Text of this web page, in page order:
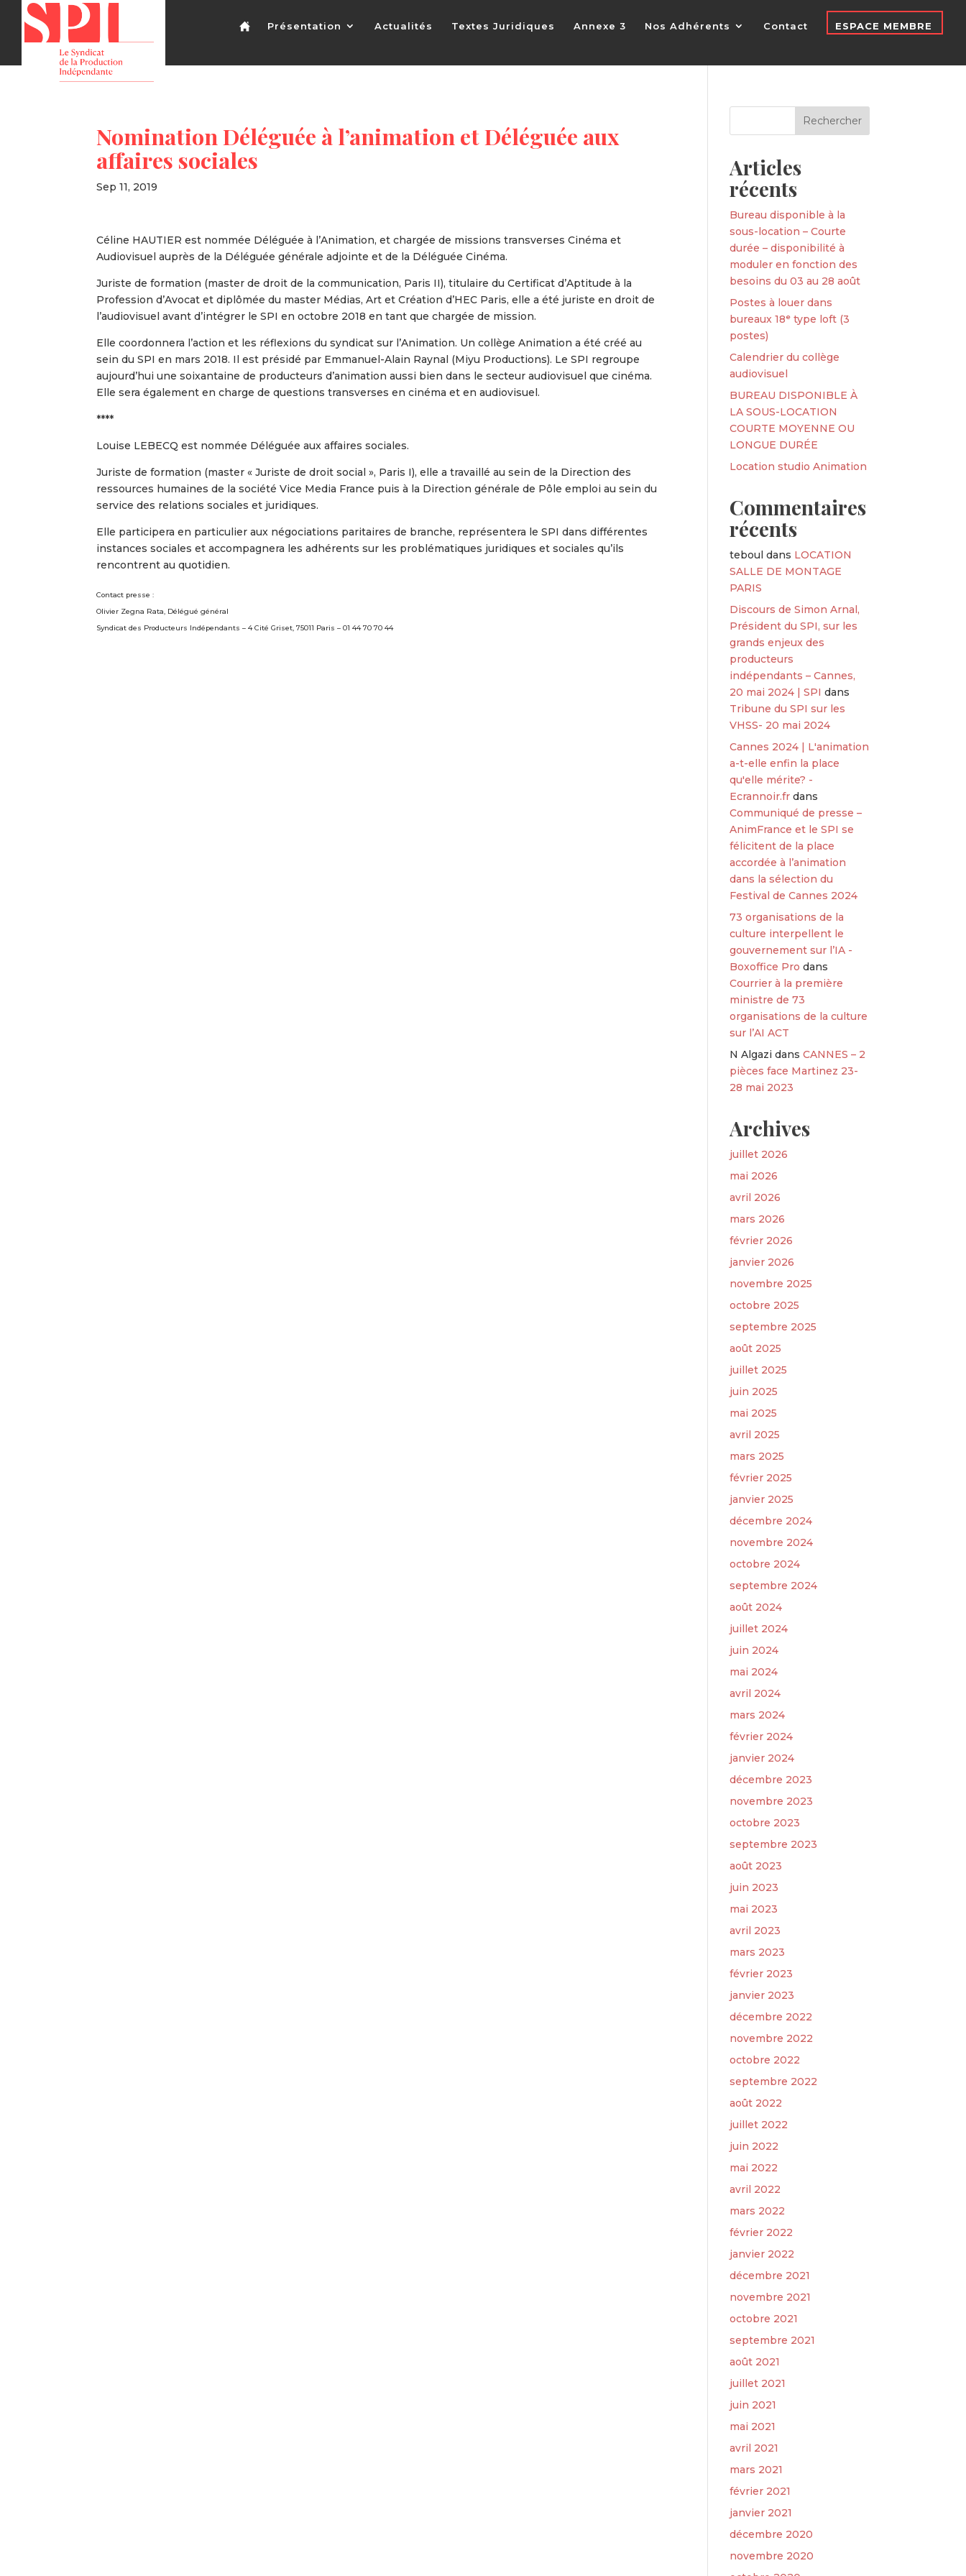
Présentation Actualités Textes Juridiques Annexe 3 Nos Adhérents Contact ESPACE MEMBRE
Nomination Déléguée à l’animation et Déléguée aux
affaires sociales
Sep 11, 2019
Céline HAUTIER est nommée Déléguée à l’Animation, et chargée de missions transverses Cinéma et
Audiovisuel auprès de la Déléguée générale adjointe et de la Déléguée Cinéma.
Juriste de formation (master de droit de la communication, Paris II), titulaire du Certificat d’Aptitude à la
Profession d’Avocat et diplômée du master Médias, Art et Création d’HEC Paris, elle a été juriste en droit de
l’audiovisuel avant d’intégrer le SPI en octobre 2018 en tant que chargée de mission.
Elle coordonnera l’action et les réflexions du syndicat sur l’Animation. Un collège Animation a été créé au
sein du SPI en mars 2018. Il est présidé par Emmanuel-Alain Raynal (Miyu Productions). Le SPI regroupe
aujourd’hui une soixantaine de producteurs d’animation aussi bien dans le secteur audiovisuel que cinéma.
Elle sera également en charge de questions transverses en cinéma et en audiovisuel.
****
Louise LEBECQ est nommée Déléguée aux affaires sociales.
Juriste de formation (master « Juriste de droit social », Paris I), elle a travaillé au sein de la Direction des
ressources humaines de la société Vice Media France puis à la Direction générale de Pôle emploi au sein du
service des relations sociales et juridiques.
Elle participera en particulier aux négociations paritaires de branche, représentera le SPI dans différentes
instances sociales et accompagnera les adhérents sur les problématiques juridiques et sociales qu’ils
rencontrent au quotidien.
Contact presse :
Olivier Zegna Rata, Délégué général
Syndicat des Producteurs Indépendants – 4 Cité Griset, 75011 Paris – 01 44 70 70 44
Articles
récents
Bureau disponible à la
sous-location – Courte
durée – disponibilité à
moduler en fonction des
besoins du 03 au 28 août
Postes à louer dans
bureaux 18ᵉ type loft (3
postes)
Calendrier du collège
audiovisuel
BUREAU DISPONIBLE À
LA SOUS-LOCATION
COURTE MOYENNE OU
LONGUE DURÉE
Location studio Animation
Commentaires
récents
teboul dans LOCATION
SALLE DE MONTAGE
PARIS
Discours de Simon Arnal,
Président du SPI, sur les
grands enjeux des
producteurs
indépendants – Cannes,
20 mai 2024 | SPI dans
Tribune du SPI sur les
VHSS- 20 mai 2024
Cannes 2024 | L'animation
a-t-elle enfin la place
qu'elle mérite? -
Ecrannoir.fr dans
Communiqué de presse –
AnimFrance et le SPI se
félicitent de la place
accordée à l’animation
dans la sélection du
Festival de Cannes 2024
73 organisations de la
culture interpellent le
gouvernement sur l’IA -
Boxoffice Pro dans
Courrier à la première
ministre de 73
organisations de la culture
sur l’AI ACT
N Algazi dansCANNES – 2
pièces face Martinez 23-
28 mai 2023
Archives
juillet 2026
mai 2026
avril 2026
mars 2026
février 2026
janvier 2026
novembre 2025
octobre 2025
septembre 2025
août 2025
juillet 2025
juin 2025
mai 2025
avril 2025
mars 2025
février 2025
janvier 2025
décembre 2024
novembre 2024
octobre 2024
septembre 2024
août 2024
juillet 2024
juin 2024
mai 2024
avril 2024
mars 2024
février 2024
janvier 2024
décembre 2023
novembre 2023
octobre 2023
septembre 2023
août 2023
juin 2023
mai 2023
avril 2023
mars 2023
février 2023
janvier 2023
décembre 2022
novembre 2022
octobre 2022
septembre 2022
août 2022
juillet 2022
juin 2022
mai 2022
avril 2022
mars 2022
février 2022
janvier 2022
décembre 2021
novembre 2021
octobre 2021
septembre 2021
août 2021
juillet 2021
juin 2021
mai 2021
avril 2021
mars 2021
février 2021
janvier 2021
décembre 2020
novembre 2020